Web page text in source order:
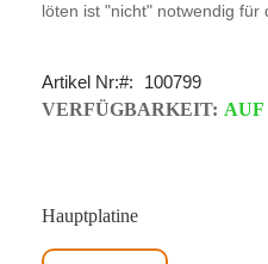
löten ist "nicht" notwendig für
Artikel Nr:
100799
VERFÜGBARKEIT:
Hauptplatine